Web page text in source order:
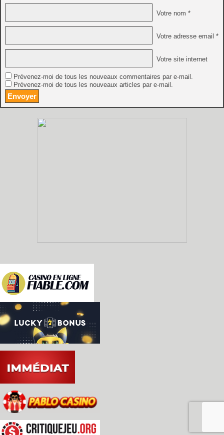
Votre nom *
Votre adresse email *
Votre site internet
Prévenez-moi de tous les nouveaux commentaires par e-mail.
Prévenez-moi de tous les nouveaux articles par e-mail.